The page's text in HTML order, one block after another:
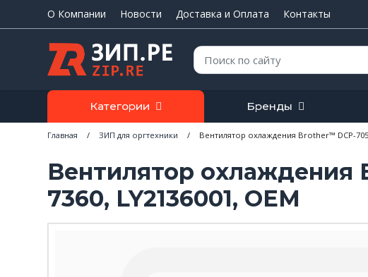
О Компании Новости Доставка и Оплата Контакты
Поиск:
Категории Бренды
Главная / ЗИП для оргтехники / Вентилятор охлаждения Brother™ DCP-
Вентилятор охлаждения
7360, LY2136001, OEM